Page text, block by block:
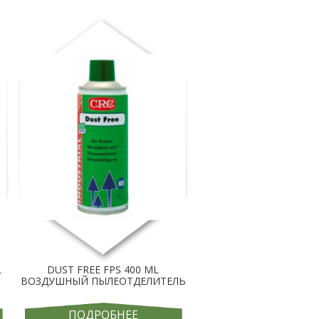
DUST FREE FPS 400 ML
ВОЗДУШНЫЙ ПЫЛЕОТДЕЛИТЕЛЬ
ПОДРОБНЕЕ